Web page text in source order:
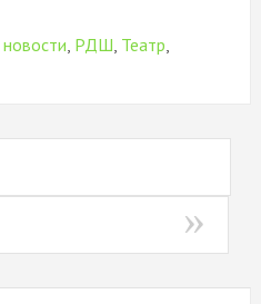
новости, РДШ, Театр,